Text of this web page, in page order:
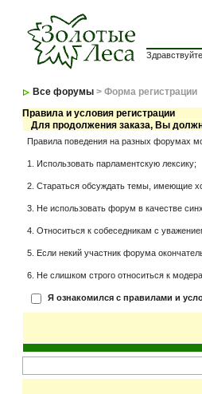
Все форумы > Форма регистрации
Правила и условия регистрации
Для продолжения заказа, Вы
Правила поведения на разных форумах
1. Использовать парламентскую лексику;
2. Стараться обсуждать темы, имеющие
3. Не использовать форум в качестве
4. Относиться к собеседникам с
5. Если некий участник форума
6. Не слишком строго относиться к
Я ознакомился с правилами и